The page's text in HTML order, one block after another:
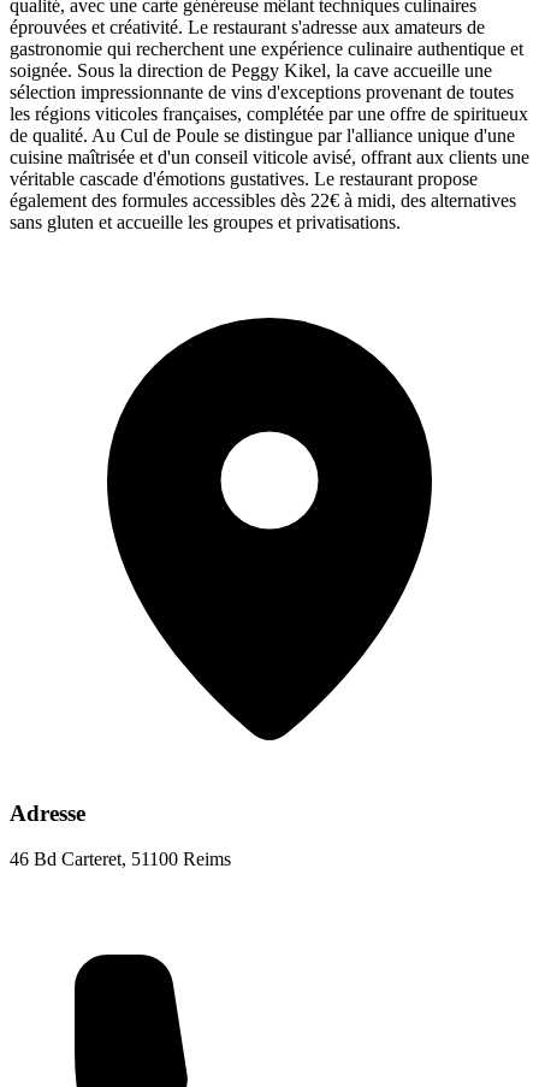
qualité, avec une carte généreuse mêlant techniques culinaires
éprouvées et créativité. Le restaurant s'adresse aux amateurs de
gastronomie qui recherchent une expérience culinaire authentique et
soignée. Sous la direction de Peggy Kikel, la cave accueille une
sélection impressionnante de vins d'exceptions provenant de toutes
les régions viticoles françaises, complétée par une offre de spiritueux
de qualité. Au Cul de Poule se distingue par l'alliance unique d'une
cuisine maîtrisée et d'un conseil viticole avisé, offrant aux clients une
véritable cascade d'émotions gustatives. Le restaurant propose
également des formules accessibles dès 22€ à midi, des alternatives
sans gluten et accueille les groupes et privatisations.
Adresse
46 Bd Carteret, 51100 Reims